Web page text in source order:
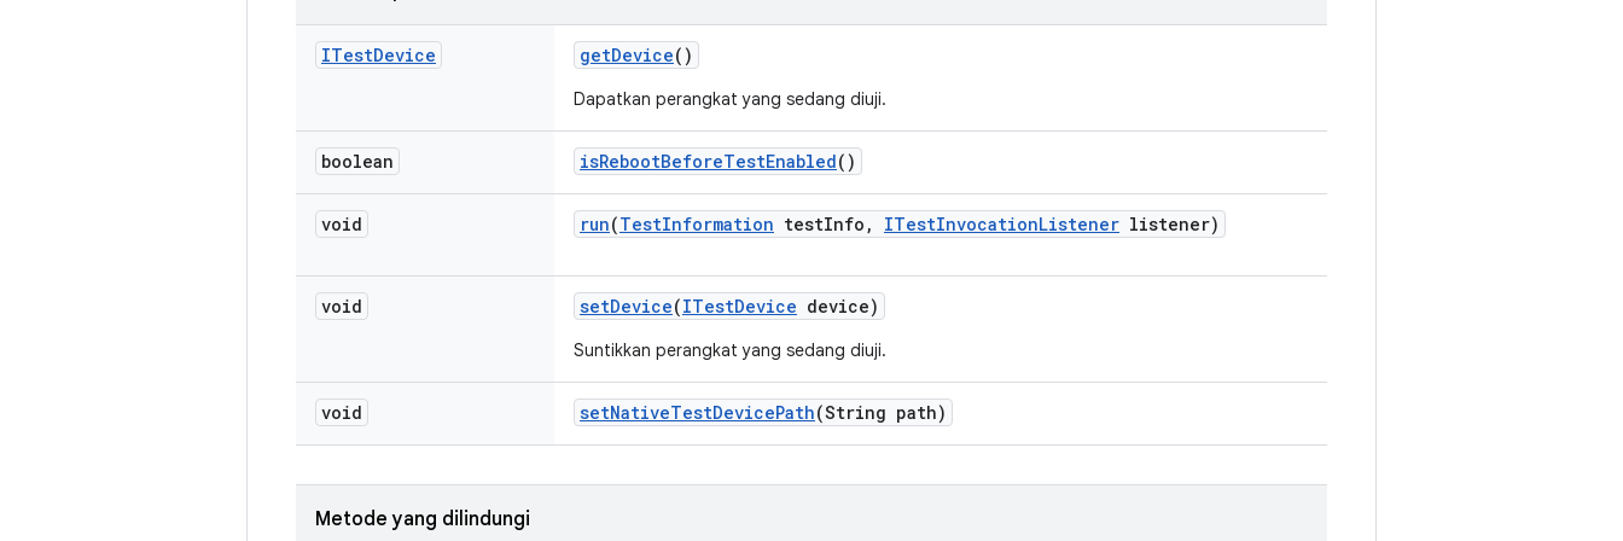
ITestDevice getDevice()
Dapatkan perangkat yang sedang diuji.
boolean isRebootBeforeTestEnabled()
void run(TestInformation testInfo , ITestInvocationListener listener)
void setDevice(ITestDevice device)
Suntikkan perangkat yang sedang diuji.
void setNativeTestDevicePath(String path)
Metode yang dilindungi